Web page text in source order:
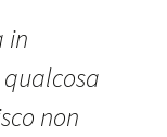
in
non